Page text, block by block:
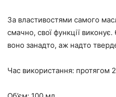
За властивостями самого
смачно, свої функції
воно занадто, аж надто
Час використання: протягом